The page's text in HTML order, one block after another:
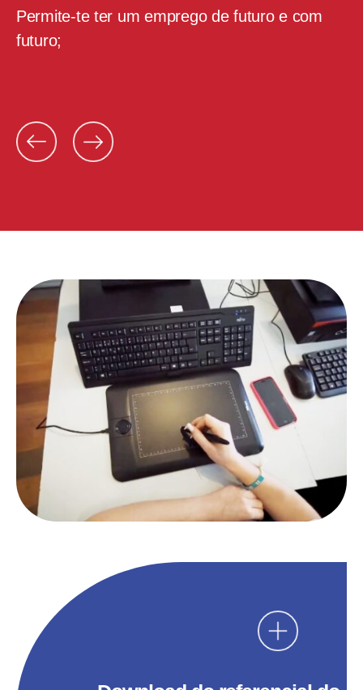
Permite-te ter um emprego de futuro e com
futuro;